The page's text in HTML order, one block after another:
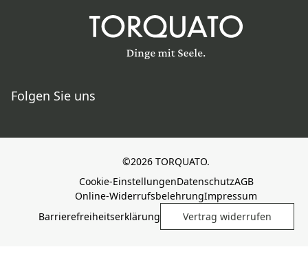
Folgen Sie uns
©2026 TORQUATO.
Cookie-EinstellungenDatenschutzAGB
Online-WiderrufsbelehrungImpressum
Barrierefreiheitserklärung
Vertrag widerrufen